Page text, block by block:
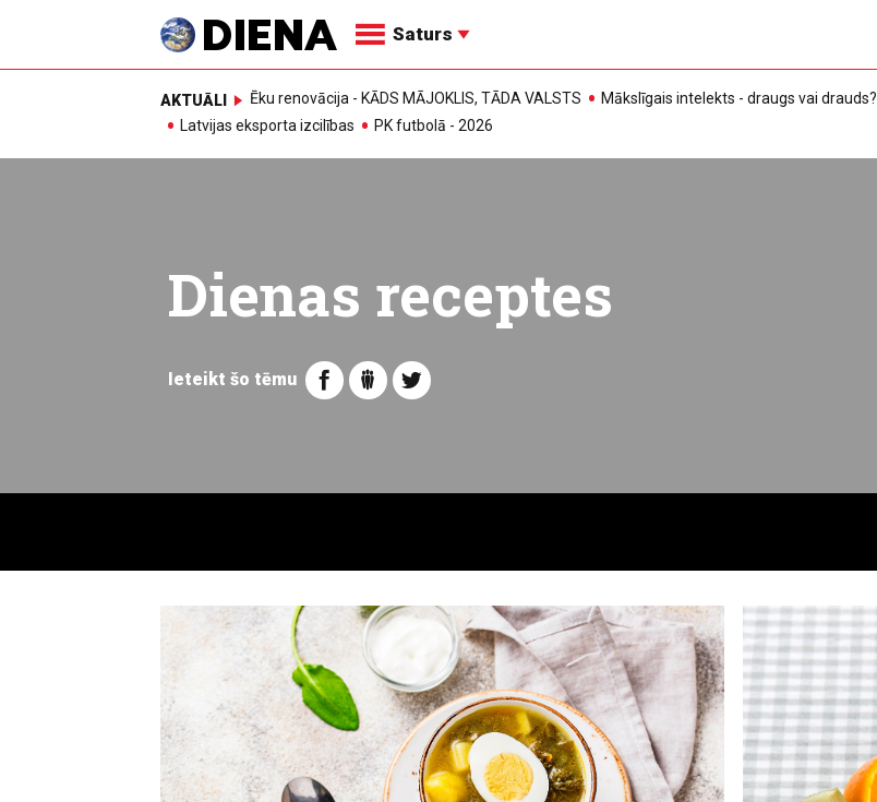
Saturs
AKTUĀLI Ēku renovācija - KĀDS MĀJOKLIS, TĀDA VALSTS
Mākslīgais intelekts - draugs vai drauds?
Latvijas eksporta izcilības
PK futbolā - 2026
Dienas receptes
Ieteikt šo tēmu